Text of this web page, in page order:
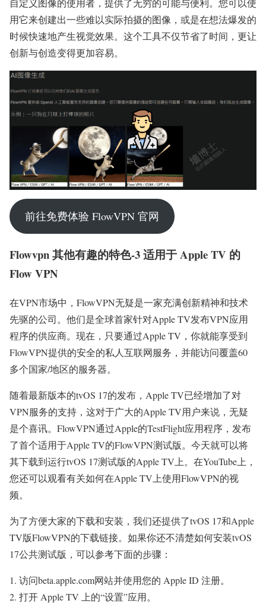
自定义图像的使用者，提供了无穷的可能与便利。您可以使
用它来创建出一些难以实际拍摄的图像，或是在想法爆发的
时候快速地产生视觉效果。这个工具不仅节省了时间，更让
创新与创造变得更加容易。
前往免费体验 FlowVPN 官网
Flowvpn 其他有趣的特色-3 适用于 Apple TV 的
Flow VPN
在VPN市场中，FlowVPN无疑是一家充满创新精神和技术
先驱的公司。他们是全球首家针对Apple TV发布VPN应用
程序的供应商。现在，只要通过Apple TV，你就能享受到
FlowVPN提供的安全的私人互联网服务，并能访问覆盖60
多个国家/地区的服务器。
随着最新版本的tvOS 17的发布，Apple TV已经增加了对
VPN服务的支持，这对于广大的Apple TV用户来说，无疑
是个喜讯。FlowVPN通过Apple的TestFlight应用程序，发布
了首个适用于Apple TV的FlowVPN测试版。今天就可以将
其下载到运行tvOS 17测试版的Apple TV上。在YouTube上，
您还可以观看有关如何在Apple TV上使用FlowVPN的视
频。
为了方便大家的下载和安装，我们还提供了tvOS 17和Apple
TV版FlowVPN的下载链接。如果你还不清楚如何安装tvOS
17公共测试版，可以参考下面的步骤：
访问beta.apple.com网站并使用您的 Apple ID 注册。
打开 Apple TV 上的“设置”应用。